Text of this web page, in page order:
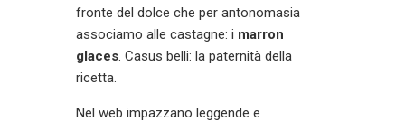
fronte del dolce che per antonomasia
associamo alle castagne: i marron
glaces. Casus belli: la paternità della
ricetta.
Nel web impazzano leggende e